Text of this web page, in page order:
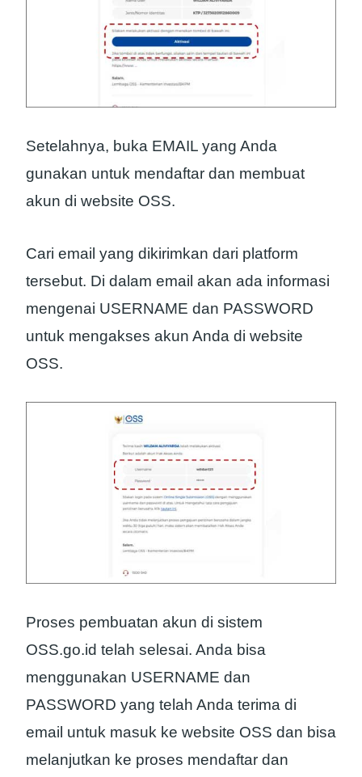
Setelahnya, buka EMAIL yang Anda
gunakan untuk mendaftar dan membuat
akun di website OSS.
Cari email yang dikirimkan dari platform
tersebut. Di dalam email akan ada informasi
mengenai USERNAME dan PASSWORD
untuk mengakses akun Anda di website
OSS.
Proses pembuatan akun di sistem
OSS.go.id telah selesai. Anda bisa
menggunakan USERNAME dan
PASSWORD yang telah Anda terima di
email untuk masuk ke website OSS dan bisa
melanjutkan ke proses mendaftar dan